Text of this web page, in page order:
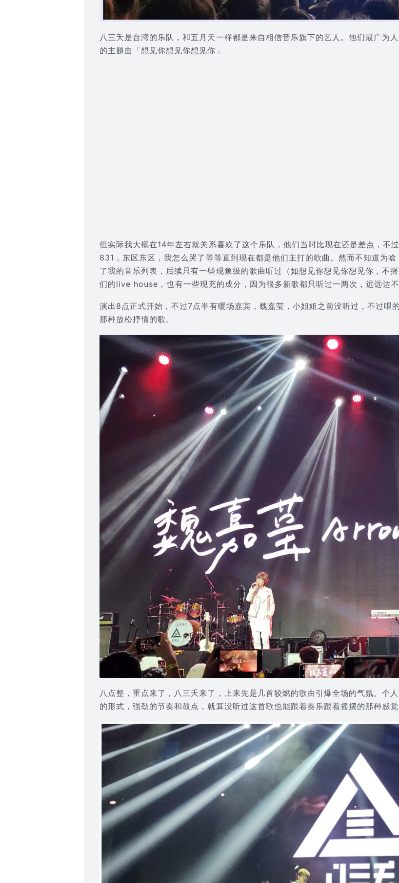
八三夭是台湾的乐队，和五月天一样都是来自相信音乐旗下的艺人。他们最广为
的主题曲「想见你想见你想见你」
但实际我大概在14年左右就关系喜欢了这个乐队，他们当时比现在还是差点，不
831，东区东区，我怎么哭了等等直到现在都是他们主打的歌曲。然而不知道为
了我的音乐列表，后续只有一些现象级的歌曲听过（如想见你想见你想见你，不
们的live house，也有一些现充的成分，因为很多新歌都只听过一两次，远远达不
演出8点正式开始，不过7点半有暖场嘉宾，魏嘉莹，小姐姐之前没听过，不过唱
那种放松抒情的歌。
八点整，重点来了，八三夭来了，上来先是几首较燃的歌曲引爆全场的气氛。个
的形式，强劲的节奏和鼓点，就算没听过这首歌也能跟着奏乐跟着摇摆的那种感觉